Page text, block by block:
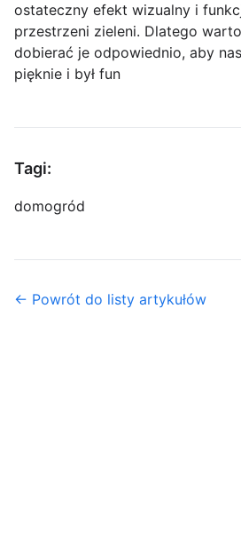
ostateczny efekt wizualny i
przestrzeni zieleni. Dlatego
dobierać je odpowiednio, aby
pięknie i był fun
Tagi:
domogród
← Powrót do listy artykułów